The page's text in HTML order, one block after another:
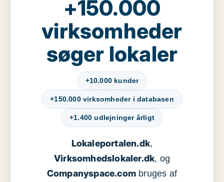
+150.000
virksomheder
søger lokaler
+10.000 kunder
+150.000 virksomheder i databasen
+1.400 udlejninger årligt
Lokaleportalen.dk,
Virksomhedslokaler.dk, og
Companyspace.com bruges af